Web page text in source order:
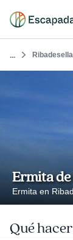
... Ribadesella
Ermita de
Ermita en
Qué hacer